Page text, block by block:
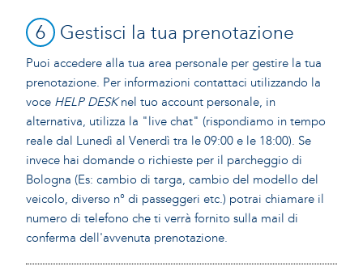
6 Gestisci la tua prenotazione
Puoi accedere alla tua area personale per gestire la tua
prenotazione. Per informazioni contattaci utilizzando la
voce HELP DESKnel tuo account personale, in
alternativa, utilizza la "live chat" (rispondiamo in tempo
reale dal Lunedì al Venerdì tra le 09:00 e le 18:00). Se
invece hai domande o richieste per il parcheggio di
Bologna (Es: cambio di targa, cambio del modello del
veicolo, diverso n° di passeggeri etc.) potrai chiamare il
numero di telefono che ti verrà fornito sulla mail di
conferma dell'avvenuta prenotazione.